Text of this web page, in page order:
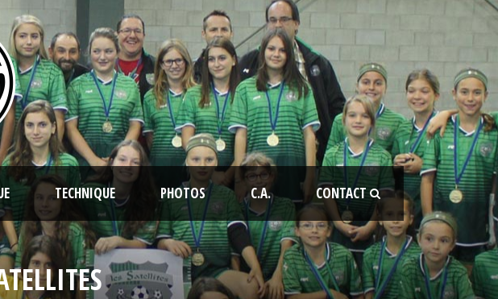
TECHNIQUE PHOTOS C.A. CONTACT